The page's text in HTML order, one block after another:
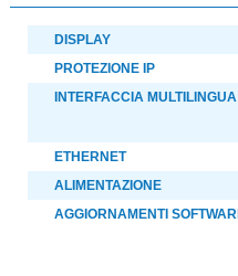
DISPLAY
PROTEZIONE IP
INTERFACCIA MULTILINGUA
ETHERNET
ALIMENTAZIONE
AGGIORNAMENTI